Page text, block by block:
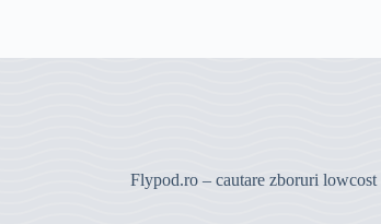
Flypod.ro – cautare zboruri lowcost